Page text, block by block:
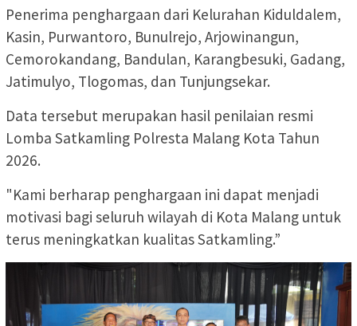
Penerima penghargaan dari Kelurahan Kiduldalem,
Kasin, Purwantoro, Bunulrejo, Arjowinangun,
Cemorokandang, Bandulan, Karangbesuki, Gadang,
Jatimulyo, Tlogomas, dan Tunjungsekar.
Data tersebut merupakan hasil penilaian resmi
Lomba Satkamling Polresta Malang Kota Tahun
2026.
"Kami berharap penghargaan ini dapat menjadi
motivasi bagi seluruh wilayah di Kota Malang untuk
terus meningkatkan kualitas Satkamling.”